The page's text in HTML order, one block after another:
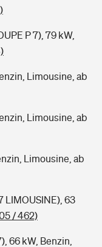
P 7), 79 kW,
Limousine, ab
Limousine, ab
Limousine, ab
LIMOUSINE), 63
/ 462)
66 kW, Benzin,